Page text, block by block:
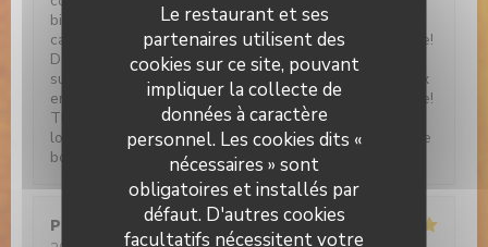
Le restaurant et ses
partenaires utilisent des
cookies sur ce site, pouvant
impliquer la collecte de
données à caractère
personnel. Les cookies dits «
nécessaires » sont
obligatoires et installés par
défaut. D'autres cookies
facultatifs nécessitent votre
bienveillant de la nouvelle, Charlotte 😉👍! Et, a la
carte, de la daube !!! Non, non, ce n'est pas une insulte!
De la véritable daube provençale !On commande bien
sur, et pour être sûr d'être vraiment en Provence, deux
entrées: salade provençale et pissaladière. Sans faute!
TRES BON! Notre conseil de gastronomie en culottés
longues, COURREZ-Y!!! Vous y passerez un moment de
bonheur papillaire!
Philippe